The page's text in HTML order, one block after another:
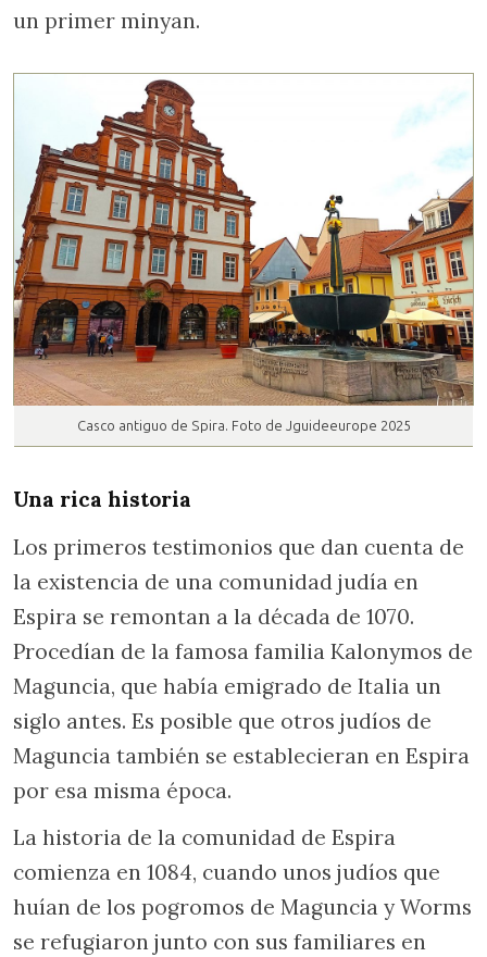
un primer minyan.
Casco antiguo de Spira. Foto de Jguideeurope 2025
Una rica historia
Los primeros testimonios que dan cuenta de
la existencia de una comunidad judía en
Espira se remontan a la década de 1070.
Procedían de la famosa familia Kalonymos de
Maguncia, que había emigrado de Italia un
siglo antes. Es posible que otros judíos de
Maguncia también se establecieran en Espira
por esa misma época.
La historia de la comunidad de Espira
comienza en 1084, cuando unos judíos que
huían de los pogromos de Maguncia y Worms
se refugiaron junto con sus familiares en